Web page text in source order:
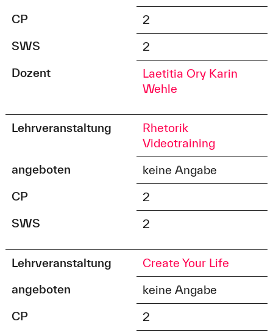
CP
2
SWS
2
Dozent
Laetitia Ory Karin
Wehle
Lehrveranstaltung
Rhetorik
Videotraining
angeboten
keine Angabe
CP
2
SWS
2
Lehrveranstaltung
Create Your Life
angeboten
keine Angabe
CP
2